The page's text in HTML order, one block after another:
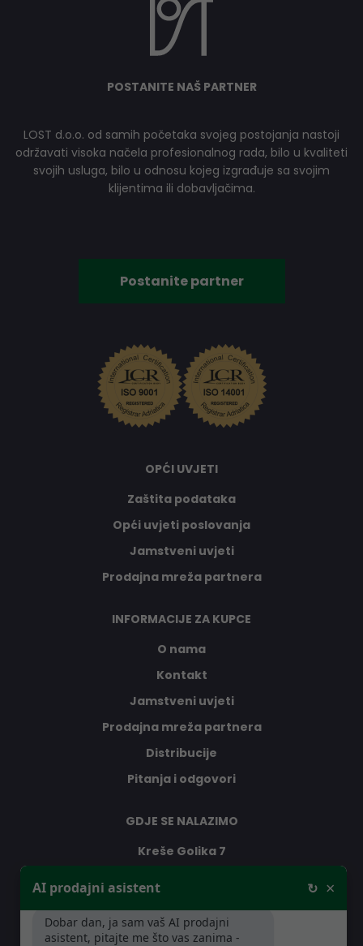
POSTANITE NAŠ PARTNER
LOST d.o.o. od samih početaka svojeg postojanja nastoji
održavati visoka načela profesionalnog rada, bilo u kvaliteti
svojih usluga, bilo u odnosu kojeg izgrađuje sa svojim
klijentima ili dobavljačima.
Postanite partner
OPĆI UVJETI
Zaštita podataka
Opći uvjeti poslovanja
Jamstveni uvjeti
Prodajna mreža partnera
INFORMACIJE ZA KUPCE
O nama
Kontakt
Jamstveni uvjeti
Prodajna mreža partnera
Distribucije
Pitanja i odgovori
GDJE SE NALAZIMO
Kreše Golika 7
AI prodajni asistent ↻ ×
Dobar dan, ja sam vaš AI prodajni
asistent, pitajte me što vas zanima -